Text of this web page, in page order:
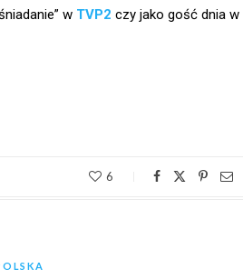
w TVP2 czy jako gość dnia w
6